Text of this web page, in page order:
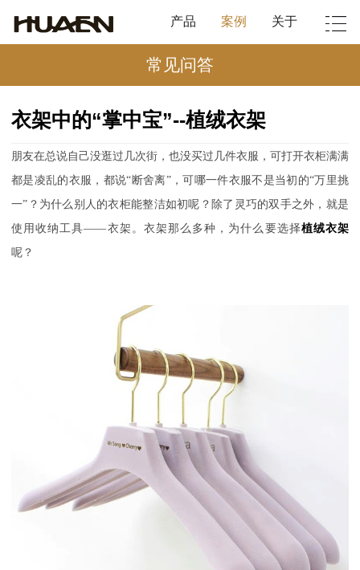
产品 案例 关于
常见问答
衣架中的“掌中宝”--植绒衣架
朋友在总说自己没逛过几次街，也没买过几件衣服，可打开衣柜满满
都是凌乱的衣服，都说“断舍离”，可哪一件衣服不是当初的“万里挑
一”？为什么别人的衣柜能整洁如初呢？除了灵巧的双手之外，就是
使用收纳工具——衣架。衣架那么多种，为什么要选择植绒衣架
呢？